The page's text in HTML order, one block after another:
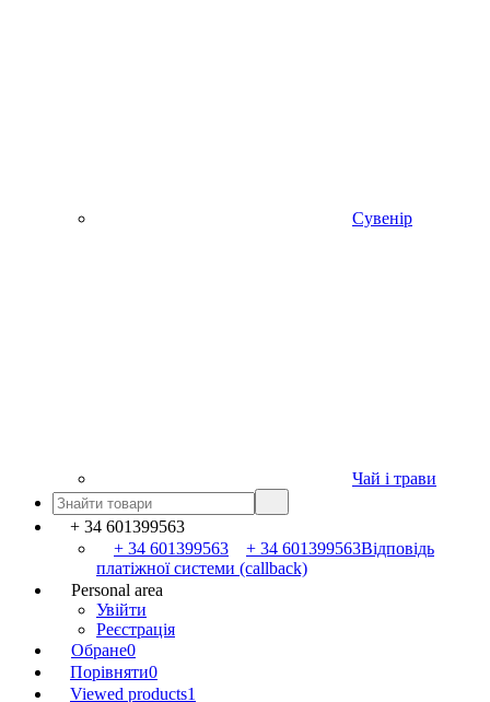
Сувенір
Чай і трави
+ 34 601399563
+ 34 601399563
+ 34 601399563Відповідь
платіжної системи (callback)
Personal area
Увійти
Реєстрація
Обране0
Порівняти0
Viewed products1